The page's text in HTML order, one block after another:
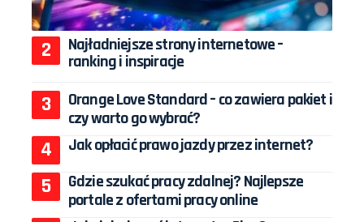
Najładniejsze strony internetowe –
ranking i inspiracje
Orange Love Standard – co zawiera pakiet i
czy warto go wybrać?
Jak opłacić prawo jazdy przez internet?
Gdzie szukać pracy zdalnej? Najlepsze
portale z ofertami pracy online